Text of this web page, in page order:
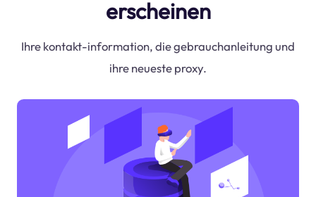
erscheinen
Ihre kontakt-information, die gebrauchanleitung und
ihre neueste proxy.